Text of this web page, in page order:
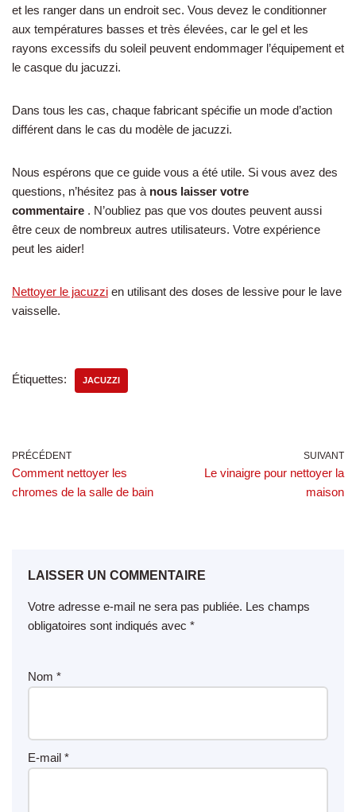
et les ranger dans un endroit sec. Vous devez le conditionner
aux températures basses et très élevées, car le gel et les
rayons excessifs du soleil peuvent endommager l’équipement et
le casque du jacuzzi.
Dans tous les cas, chaque fabricant spécifie un mode d’action
différent dans le cas du modèle de jacuzzi.
Nous espérons que ce guide vous a été utile. Si vous avez des
questions, n’hésitez pas à nous laisser votre
commentaire . N’oubliez pas que vos doutes peuvent aussi
être ceux de nombreux autres utilisateurs. Votre expérience
peut les aider!
Nettoyer le jacuzzi en utilisant des doses de lessive pour le lave
vaisselle.
Étiquettes: JACUZZI
PRÉCÉDENT
Comment nettoyer les
chromes de la salle de bain
SUIVANT
Le vinaigre pour nettoyer la
maison
LAISSER UN COMMENTAIRE
Votre adresse e-mail ne sera pas publiée. Les champs
obligatoires sont indiqués avec *
Nom *
E-mail *